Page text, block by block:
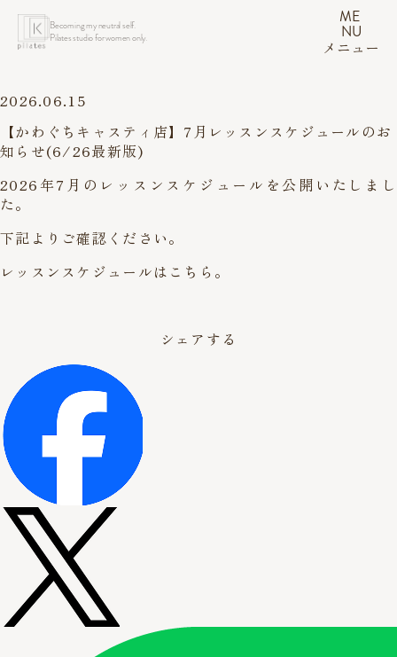
Becoming my neutral self.
Pilates studio for women only.
ME
NU
メニュー
2026.06.15
【かわぐちキャスティ店】7月レッスンスケジュールのお
知らせ(6/26最新版)
2026年7月のレッスンスケジュールを公開いたしまし
た。
下記よりご確認ください。
レッスンスケジュールはこちら。
シェアする